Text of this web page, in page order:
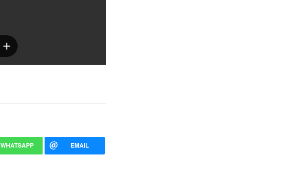
WHATSAPP EMAIL